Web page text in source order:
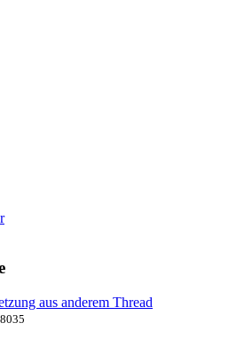
aus anderem Thread